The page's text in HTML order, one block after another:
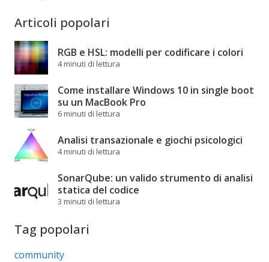
Articoli popolari
RGB e HSL: modelli per codificare i colori
4 minuti di lettura
Come installare Windows 10 in single boot
su un MacBook Pro
6 minuti di lettura
Analisi transazionale e giochi psicologici
4 minuti di lettura
SonarQube: un valido strumento di analisi
statica del codice
3 minuti di lettura
Tag popolari
community